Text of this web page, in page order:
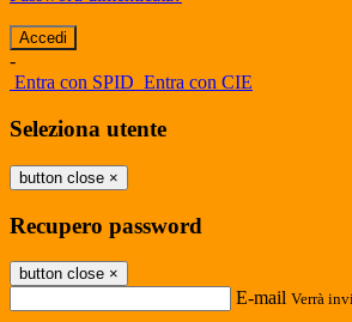
-
Entra con SPID Entra con CIE
Seleziona utente
button close ×
Recupero password
button close ×
E-mail Verrà